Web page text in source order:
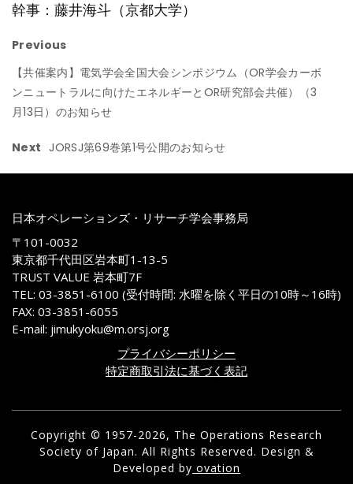
幹事：藤井海斗（京都大学）
Previous
【共催案内】電気学会全国大会シンポジウム（OR学会カーボ
ンニュートラルに向けたエネルギーとOR研究部会共催）（3
月13日）のお知らせ
Next JORSJ第69巻第1号公開のお知らせ
日本オペレーションズ・リサーチ学会事務局
〒101-0032
東京都千代田区岩本町1-13-5
TRUST VALUE 岩本町7F
TEL: 03-3851-6100 (受付時間: 水曜を除く平日の10時～16時)
FAX: 03-3851-6055
E-mail: jimukyoku@m.orsj.org
プライバシーポリシー
特定商取引法に基づく表記
Copyright © 1957-2026, The Operations Research
Society of Japan. All Rights Reserved. Design &
Developed by ovation